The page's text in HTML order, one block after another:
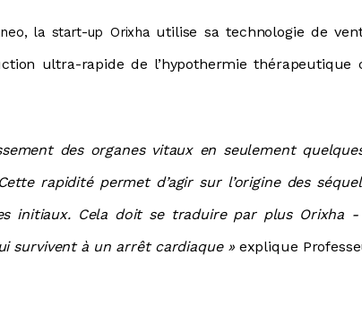
la start-up Orixha utilise sa technologie de
ultra-rapide de l’hypothermie thérapeutique
des organes vitaux en seulement
rapidité permet d’agir sur l’origine des
initiaux. Cela doit se traduire par plus Orixha
survivent à un arrêt cardiaque » explique